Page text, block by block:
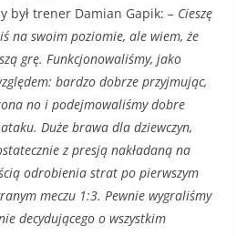
był trener Damian Gapik: – Cieszę
na swoim poziomie, ale wiem, że
grę. Funkcjonowaliśmy, jako
bardzo dobrze przyjmując,
no i podejmowaliśmy dobre
Duże brawa dla dziewczyn,
z presją nakładaną na
odrobienia strat po pierwszym
meczu 1:3. Pewnie wygraliśmy
decydującego o wszystkim